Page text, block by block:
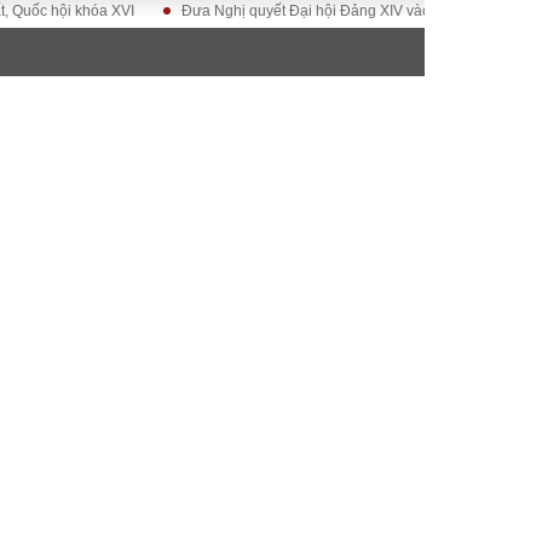
khóa XVI Đưa Nghị quyết Đại hội Đảng XIV vào cuộc sống